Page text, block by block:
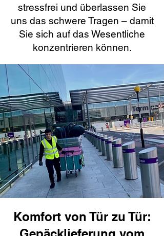
stressfrei und überlassen Sie
uns das schwere Tragen – damit
Sie sich auf das Wesentliche
konzentrieren können.
Komfort von Tür zu Tür: